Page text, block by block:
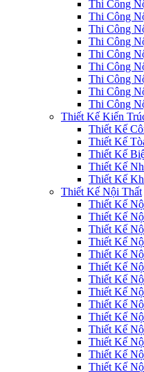
Thi Công
Thi Công
Thi Công
Thi Công
Thi Công
Thi Công
Thi Công
Thi Công
Thi Công
Thiết Kế Kiến
Thiết Kế
Thiết Kế
Thiết Kế
Thiết Kế
Thiết Kế
Thiết Kế Nội Thất
Thiết Kế
Thiết Kế
Thiết Kế
Thiết Kế
Thiết Kế
Thiết Kế
Thiết Kế
Thiết Kế
Thiết Kế
Thiết Kế
Thiết Kế
Thiết Kế
Thiết Kế
Thiết Kế